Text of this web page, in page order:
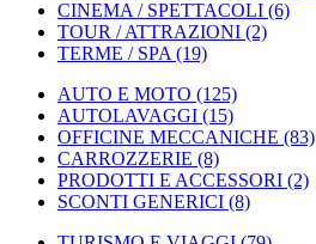
CINEMA / SPETTACOLI (6)
TOUR / ATTRAZIONI (2)
TERME / SPA (19)
AUTO E MOTO (125)
AUTOLAVAGGI (15)
OFFICINE MECCANICHE (83)
CARROZZERIE (8)
PRODOTTI E ACCESSORI (2)
SCONTI GENERICI (8)